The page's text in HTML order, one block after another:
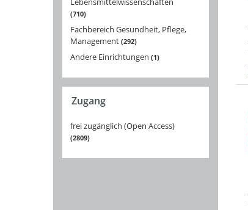
710
Fachbereich Gesundheit, Pflege,
Management 292
Andere Einrichtungen 1
Zugang
frei zugänglich (Open Access)
2809